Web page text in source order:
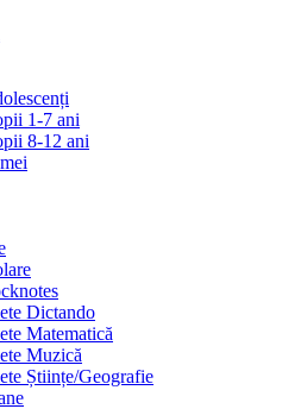
1-7 ani
8-12 ani
Dictando
Matematică
Muzică
Științe/Geografie